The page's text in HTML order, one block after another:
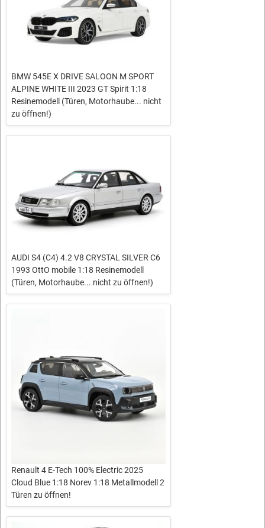
BMW 545E X DRIVE SALOON M SPORT
ALPINE WHITE III 2023 GT Spirit 1:18
Resinemodell (Türen, Motorhaube... nicht
zu öffnen!)
AUDI S4 (C4) 4.2 V8 CRYSTAL SILVER C6
1993 OttO mobile 1:18 Resinemodell
(Türen, Motorhaube... nicht zu öffnen!)
Renault 4 E-Tech 100% Electric 2025
Cloud Blue 1:18 Norev 1:18 Metallmodell 2
Türen zu öffnen!